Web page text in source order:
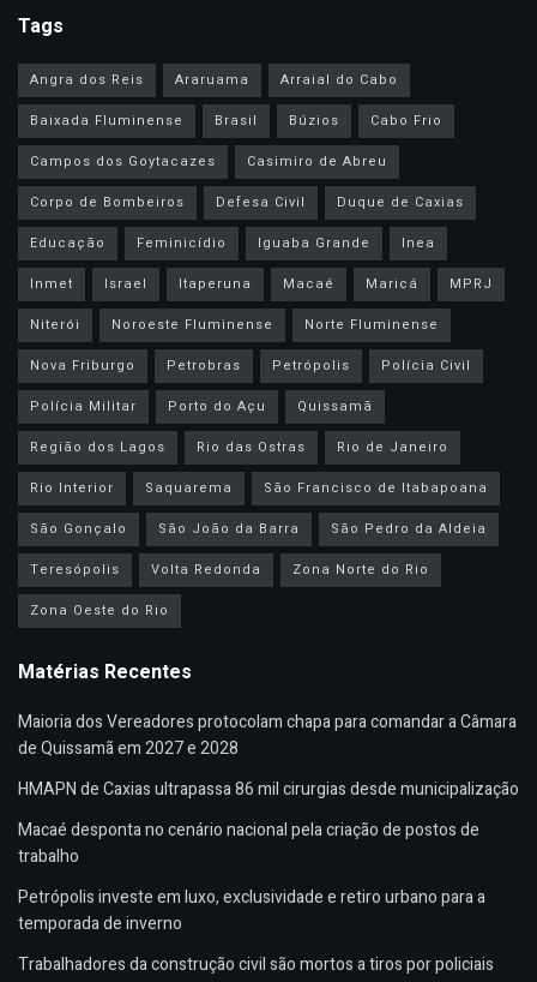
Tags
Angra dos Reis Araruama
Arraial do Cabo
Baixada Fluminense
Brasil Búzios
Cabo Frio
Campos dos Goytacazes
Casimiro de Abreu
Corpo de Bombeiros
Defesa Civil
Duque de Caxias
Educação
Feminicídio Iguaba Grande
Inea
Inmet
Israel Itaperuna Macaé Maricá
MPRJ
Niterói
Noroeste Fluminense
Norte Fluminense
Nova Friburgo
Petrobras Petrópolis
Polícia Civil
Polícia Militar
Porto do Açu
Quissamã
Região dos Lagos
Rio das Ostras
Rio de Janeiro
Rio Interior
Saquarema
São Francisco de Itabapoana
São Gonçalo
São João da Barra
São Pedro da Aldeia
Teresópolis
Volta Redonda
Zona Norte do Rio
Zona Oeste do Rio
Matérias Recentes
Maioria dos Vereadores protocolam chapa para comandar a Câmara
de Quissamã em 2027 e 2028
HMAPN de Caxias ultrapassa 86 mil cirurgias desde municipalização
Macaé desponta no cenário nacional pela criação de postos de
trabalho
Petrópolis investe em luxo, exclusividade e retiro urbano para a
temporada de inverno
Trabalhadores da construção civil são mortos a tiros por policiais